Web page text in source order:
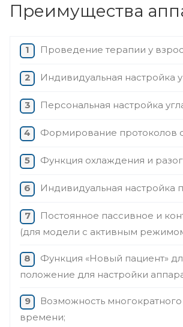
Преимущества
Проведение терапии у
Индивидуальная настройка
Персональная настройка
Формирование протоколов
Функция охлаждения и
Индивидуальная настройка
Постоянное пассивное и
(для модели с активным
Функция «Новый пациент»
положение для настройки
Возможность
времени;